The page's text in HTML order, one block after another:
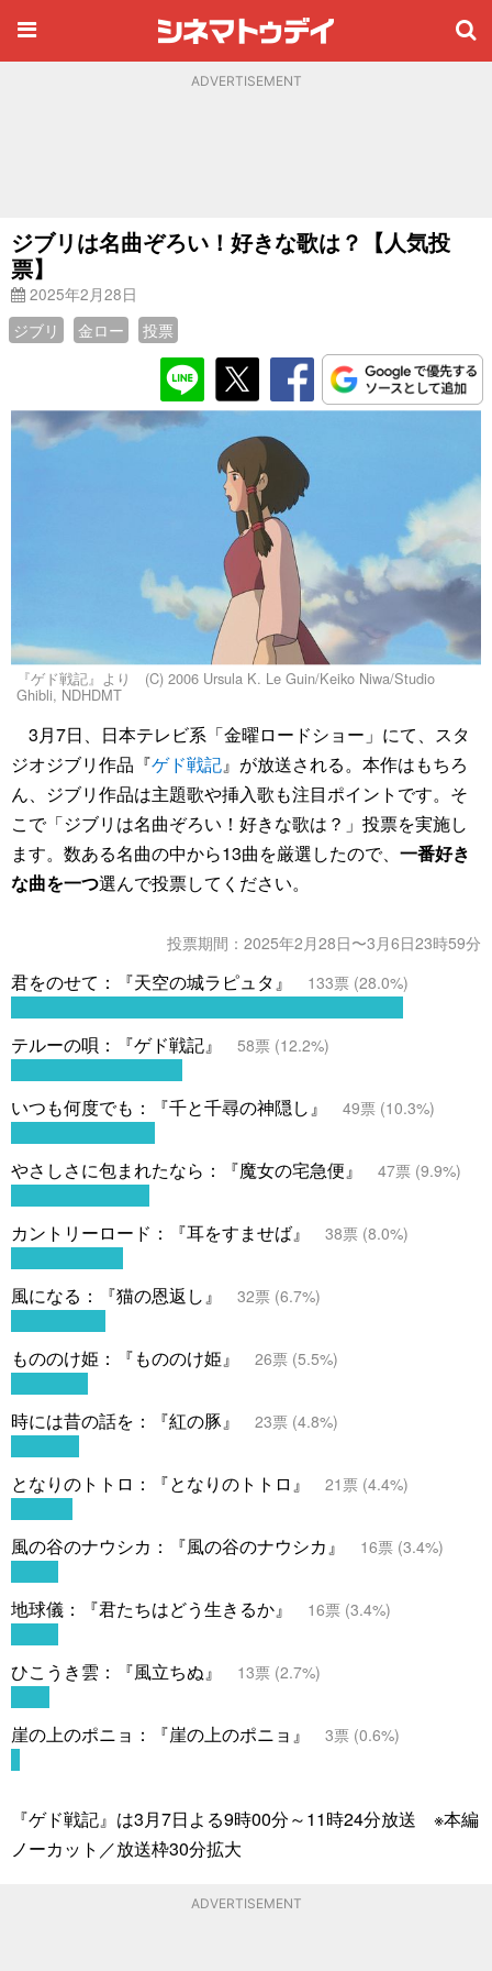
ADVERTISEMENT
ジブリは名曲ぞろい！好きな歌は？【人気投
票】
2025年2月28日
ジブリ
金ロー 投票
『ゲド戦記』より (C) 2006 Ursula K. Le Guin/Keiko Niwa/Studio
Ghibli, NDHDMT
3月7日、日本テレビ系「金曜ロードショー」にて、スタ
ジオジブリ作品『ゲド戦記』が放送される。本作はもちろ
ん、ジブリ作品は主題歌や挿入歌も注目ポイントです。そ
こで「ジブリは名曲ぞろい！好きな歌は？」投票を実施し
ます。数ある名曲の中から13曲を厳選したので、 一番好き
な曲を一つ選んで投票してください。
投票期間：2025年2月28日〜3月6日23時59分
君をのせて：『天空の城ラピュタ』 133票 (28.0%)
テルーの唄：『ゲド戦記』 58票 (12.2%)
いつも何度でも：『千と千尋の神隠し』 49票 (10.3%)
やさしさに包まれたなら：『魔女の宅急便』 47票 (9.9%)
カントリーロード：『耳をすませば』 38票 (8.0%)
風になる：『猫の恩返し』 32票 (6.7%)
もののけ姫：『もののけ姫』 26票 (5.5%)
時には昔の話を：『紅の豚』 23票 (4.8%)
となりのトトロ：『となりのトトロ』 21 票 (4.4%)
風の谷のナウシカ：『風の谷のナウシカ』 16票 (3.4%)
地球儀：『君たちはどう生きるか』 16票 (3.4%)
ひこうき雲：『風立ちぬ』 13票 (2.7%)
崖の上のポニョ：『崖の上のポニョ』 3票 (0.6%)
『ゲド戦記』は3月7日よる9時00分～11時24分放送 ※本編
ノーカット／放送枠30分拡大
ADVERTISEMENT